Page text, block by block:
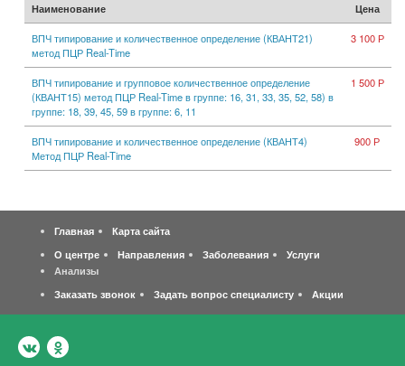
Наименование Цена
ВПЧ типирование и количественное определение (КВАНТ21)
метод ПЦР Real-Time
3 100 Р
ВПЧ типирование и групповое количественное определение
(КВАНТ15) метод ПЦР Real-Time в группе: 16, 31, 33, 35, 52, 58) в
группе: 18, 39, 45, 59 в группе: 6, 11
1 500 Р
ВПЧ типирование и количественное определение (КВАНТ4)
Метод ПЦР Real-Time
900 Р
Главная
Карта сайта
О центре
Направления Заболевания
Услуги
Анализы
Заказать звонок
Задать вопрос специалисту Акции